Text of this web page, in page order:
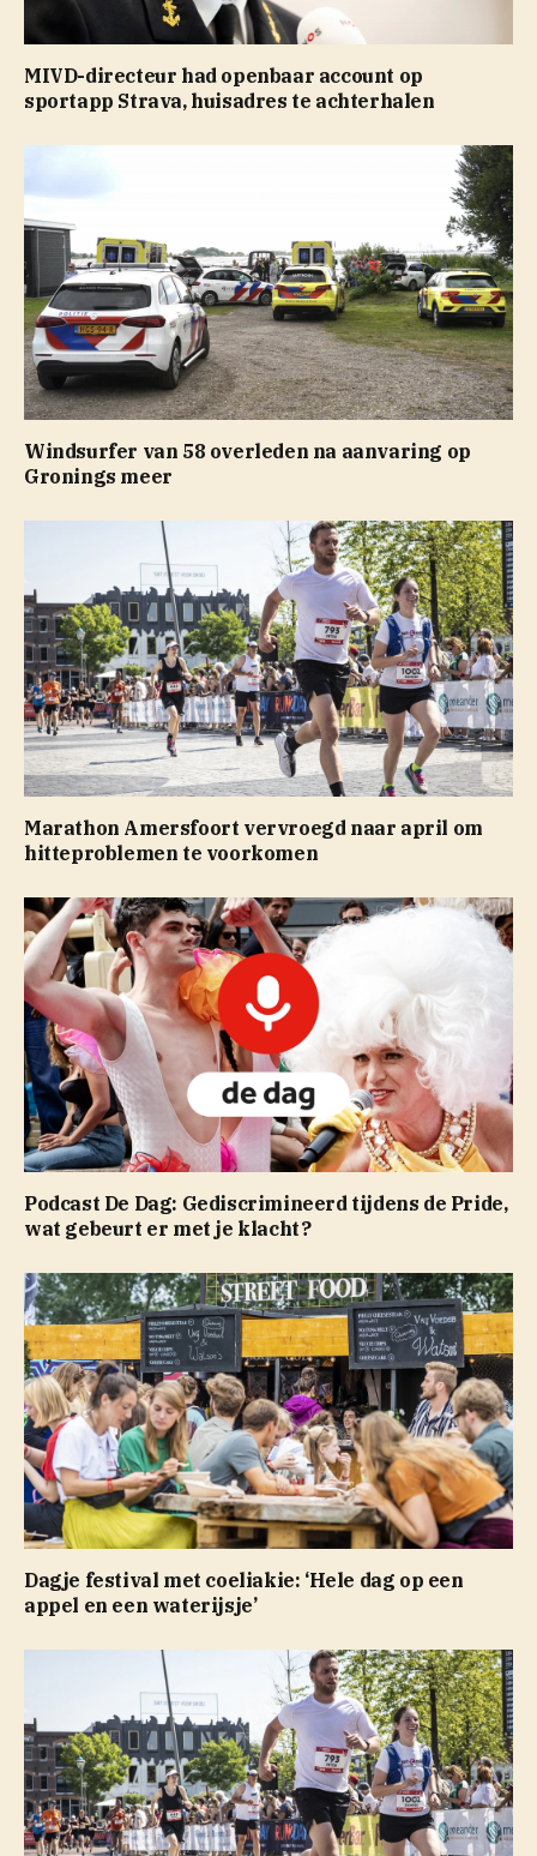
MIVD-directeur had openbaar account op
sportapp Strava, huisadres te achterhalen
Windsurfer van 58 overleden na aanvaring op
Gronings meer
Marathon Amersfoort vervroegd naar april om
hitteproblemen te voorkomen
Podcast De Dag: Gediscrimineerd tijdens de Pride,
wat gebeurt er met je klacht?
Dagje festival met coeliakie: ‘Hele dag op een
appel en een waterijsje’